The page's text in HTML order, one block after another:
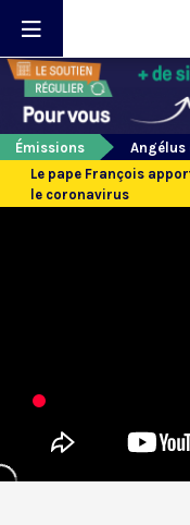
Émissions
Angélus
Le pape François
le coronavirus